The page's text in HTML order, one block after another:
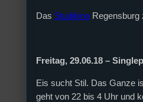
Das Studikino Regensburg
Freitag, 29.06.18 –
Eis sucht Stil. Das Ganze
geht von 22 bis 4 Uhr und